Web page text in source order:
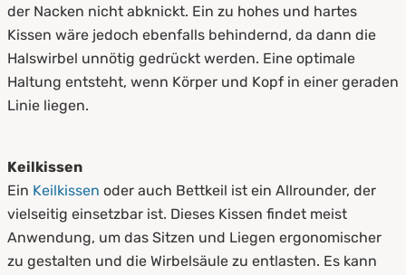
der Nacken nicht abknickt. Ein zu hohes und hartes
Kissen wäre jedoch ebenfalls behindernd, da dann die
Halswirbel unnötig gedrückt werden. Eine optimale
Haltung entsteht, wenn Körper und Kopf in einer geraden
Linie liegen.
Keilkissen
Ein Keilkissen oder auch Bettkeil ist ein Allrounder, der
vielseitig einsetzbar ist. Dieses Kissen findet meist
Anwendung, um das Sitzen und Liegen ergonomischer
zu gestalten und die Wirbelsäule zu entlasten. Es kann